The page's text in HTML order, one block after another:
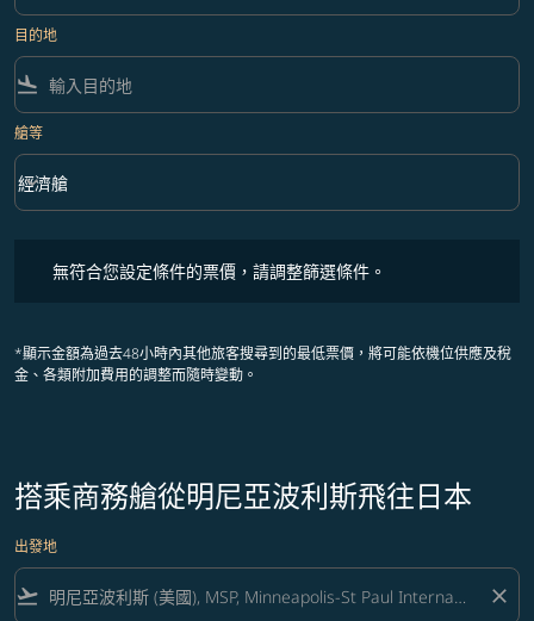
目的地
flight_land
艙等
艙等 option 經濟艙 Selected
經濟艙
keyboard_arrow_down
無符合您設定條件的票價，請調整篩選條件。
*顯示金額為過去48小時內其他旅客搜尋到的最低票價，將可能依機位供應及稅
金、各類附加費用的調整而隨時變動。
搭乘商務艙從明尼亞波利斯飛往日本
出發地
flight_takeoff close